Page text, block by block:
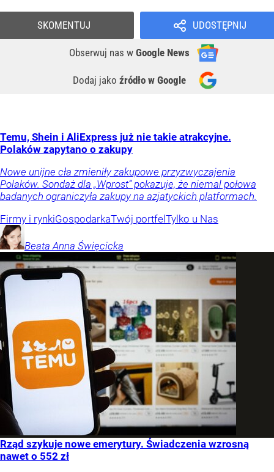
UDOSTĘPNIJ
Obserwuj nas w Google News
Dodaj jako źródło w Google
SKOMENTUJ
Temu, Shein i AliExpress już nie takie atrakcyjne.
Polaków zapytano o zakupy
Nowe unijne cła zmieniły zakupowe przyzwyczajenia
Polaków. Sondaż dla „Wprost” pokazuje, że niemal połowa
badanych ograniczyła zakupy na azjatyckich platformach.
Firmy i rynkiGospodarkaTwój portfel Tylko u Nas
Beata Anna Święcicka
Rząd szykuje nowe emerytury. Świadczenia wzrosną
nawet o 552 zł